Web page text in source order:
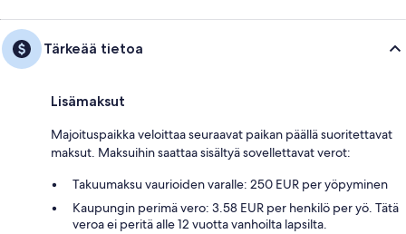
Tärkeää tietoa
Lisämaksut
Majoituspaikka veloittaa seuraavat paikan päällä suoritettavat
maksut. Maksuihin saattaa sisältyä sovellettavat verot:
Takuumaksu vaurioiden varalle: 250 EUR per yöpyminen
Kaupungin perimä vero: 3.58 EUR per henkilö per yö. Tätä
veroa ei peritä alle 12 vuotta vanhoilta lapsilta.